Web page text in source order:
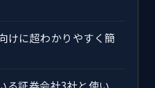
けに超わかりやすく簡